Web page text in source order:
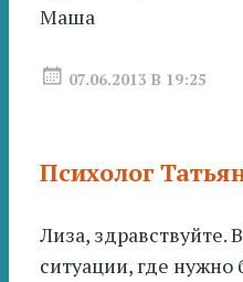
Маша
07.06.2013 В 19:25
Психолог
Лиза, здравствуйте.
ситуации, где